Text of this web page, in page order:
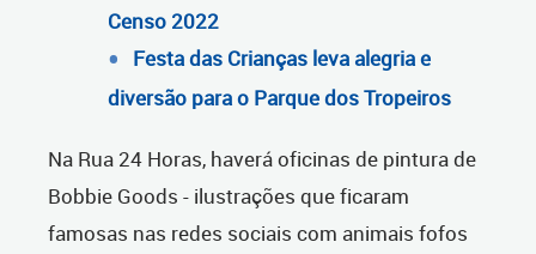
Censo 2022
Festa das Crianças leva alegria e
diversão para o Parque dos Tropeiros
Na Rua 24 Horas, haverá oficinas de pintura de
Bobbie Goods - ilustrações que ficaram
famosas nas redes sociais com animais fofos